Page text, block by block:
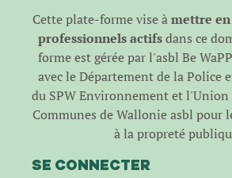
Cette plate-forme vise àmettre en
professionnels actifsdans ce
forme est gérée par l'asbl Be WaPP
avec le Département de la Police
du SPW Environnement et l'Union
Communes de Wallonie asbl pour
à la propreté
SE CONNECTER